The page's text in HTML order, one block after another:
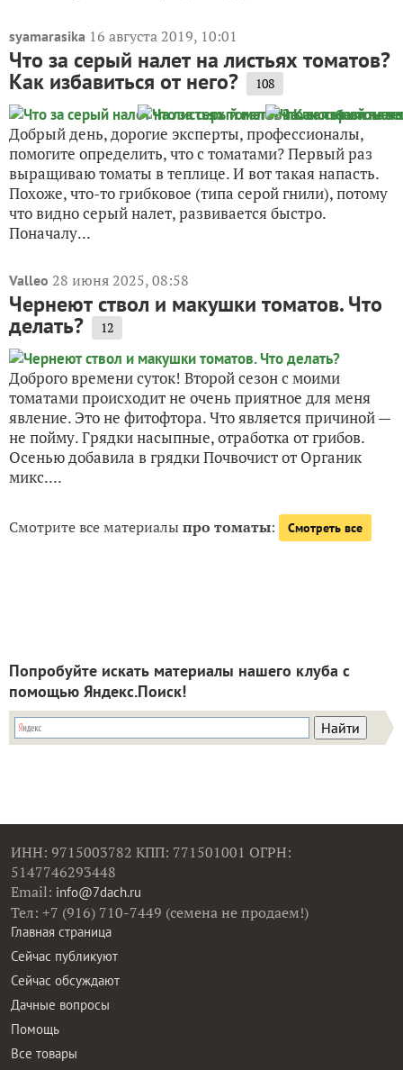
syamarasika 16 августа 2019, 10:01
Что за серый налет на листьях томатов?
Как избавиться от него? 108
Добрый день, дорогие эксперты, профессионалы,
помогите определить, что с томатами? Первый раз
выращиваю томаты в теплице. И вот такая напасть.
Похоже, что-то грибковое (типа серой гнили), потому
что видно серый налет, развивается быстро.
Поначалу...
Valleo 28 июня 2025, 08:58
Чернеют ствол и макушки томатов. Что
делать? 12
Доброго времени суток! Второй сезон с моими
томатами происходит не очень приятное для меня
явление. Это не фитофтора. Что является причиной —
не пойму. Грядки насыпные, отработка от грибов.
Осенью добавила в грядки Почвочист от Органик
микс....
Смотрите все материалыпро томаты: Смотреть все
Попробуйте искать материалы нашего клуба с
помощью Яндекс.Поиск!
ИНН: 9715003782 КПП: 771501001 ОГРН:
5147746293448
Email: info@7dach.ru
Тел: +7 (916) 710-7449 (семена не продаем!)
Главная страница
Сейчас публикуют
Сейчас обсуждают
Дачные вопросы
Помощь
Все товары